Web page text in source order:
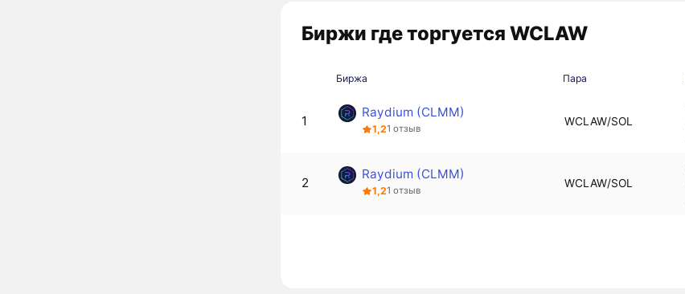
Биржи где торгуется WCLAW
Биржа Пара
1
Raydium (CLMM)
1,21 отзыв
WCLAW/SOL
2
Raydium (CLMM)
1,21 отзыв
WCLAW/SOL